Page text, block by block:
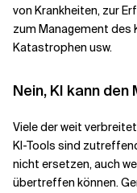
von Krankheiten, zur
zum Management des
Katastrophen usw.
Nein, KI kann
Viele der weit
KI-Tools sind
nicht ersetzen, auch
übertreffen können.